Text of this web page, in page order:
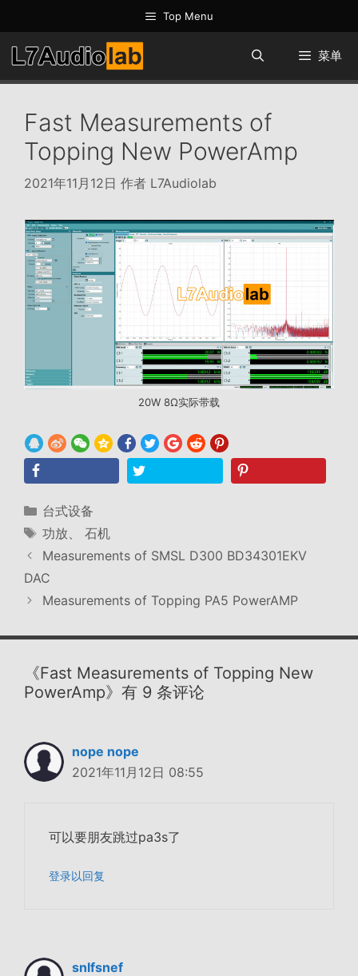
至
内
容
Top Menu
菜单
Fast Measurements of
Topping New PowerAmp
2021年11月12日 作者 L7Audiolab
20W 8Ω实际带载
分
类
台式设备
标
签
功放
石机
Measurements of SMSL D300 BD34301EKV
DAC
Measurements of Topping PA5 PowerAMP
《Fast Measurements of Topping New
PowerAmp》有 9 条评论
nope nope
2021年11月12日 08:55
可以要朋友跳过pa3s了
登录以回复
snlfsnef